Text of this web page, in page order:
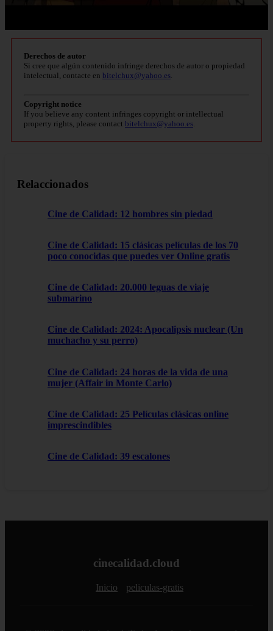
Derechos de autor
Si cree que algún contenido infringe derechos de autor o propiedad
intelectual, contacte en bitelchux@yahoo.es.
Copyright notice
If you believe any content infringes copyright or intellectual
property rights, please contact bitelchux@yahoo.es.
Relaccionados
Cine de Calidad: 12 hombres sin piedad
Cine de Calidad: 15 clásicas películas de los 70
poco conocidas que puedes ver Online gratis
Cine de Calidad: 20.000 leguas de viaje
submarino
Cine de Calidad: 2024: Apocalipsis nuclear (Un
muchacho y su perro)
Cine de Calidad: 24 horas de la vida de una
mujer (Affair in Monte Carlo)
Cine de Calidad: 25 Películas clásicas online
imprescindibles
Cine de Calidad: 39 escalones
cinecalidad.cloud
Inicio peliculas-gratis